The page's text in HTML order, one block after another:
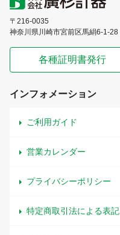
〒216-0035
神奈川県川崎市宮前区馬絹6-1-28
各種証明書発行
インフォメーション
ご利用ガイド
営業カレンダー
プライバシーポリシー
特定商取引法による表記